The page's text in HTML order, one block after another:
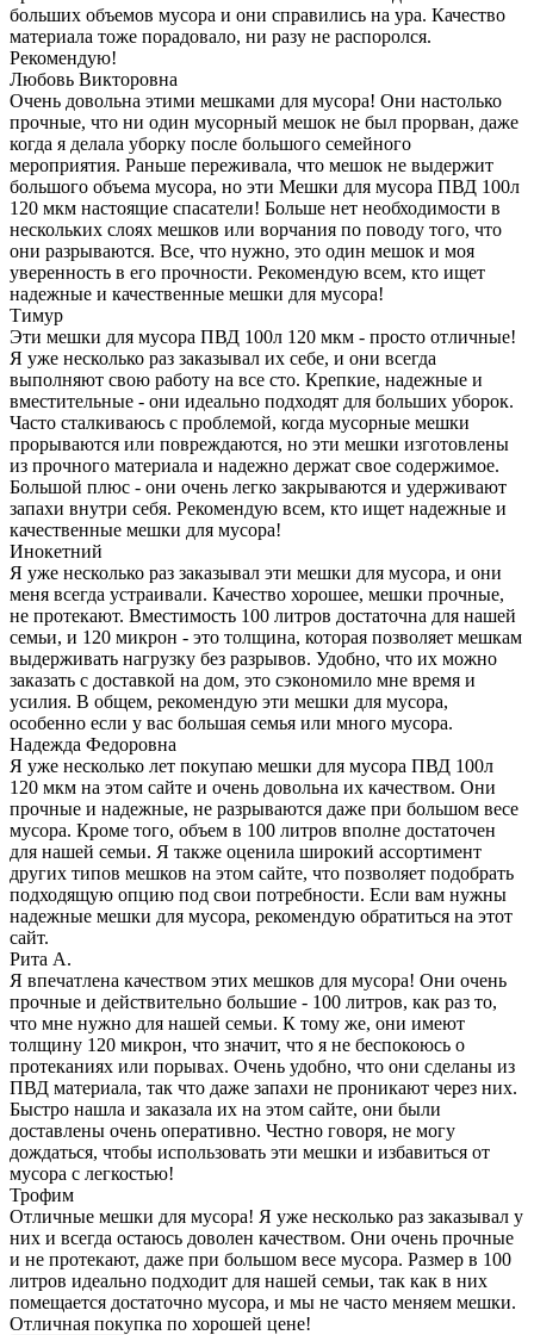
больших объемов мусора и они справились на ура. Качество
материала тоже порадовало, ни разу не распоролся.
Рекомендую!
Любовь Викторовна
Очень довольна этими мешками для мусора! Они настолько
прочные, что ни один мусорный мешок не был прорван, даже
когда я делала уборку после большого семейного
мероприятия. Раньше переживала, что мешок не выдержит
большого объема мусора, но эти Мешки для мусора ПВД 100л
120 мкм настоящие спасатели! Больше нет необходимости в
нескольких слоях мешков или ворчания по поводу того, что
они разрываются. Все, что нужно, это один мешок и моя
уверенность в его прочности. Рекомендую всем, кто ищет
надежные и качественные мешки для мусора!
Тимур
Эти мешки для мусора ПВД 100л 120 мкм - просто отличные!
Я уже несколько раз заказывал их себе, и они всегда
выполняют свою работу на все сто. Крепкие, надежные и
вместительные - они идеально подходят для больших уборок.
Часто сталкиваюсь с проблемой, когда мусорные мешки
прорываются или повреждаются, но эти мешки изготовлены
из прочного материала и надежно держат свое содержимое.
Большой плюс - они очень легко закрываются и удерживают
запахи внутри себя. Рекомендую всем, кто ищет надежные и
качественные мешки для мусора!
Инокетний
Я уже несколько раз заказывал эти мешки для мусора, и они
меня всегда устраивали. Качество хорошее, мешки прочные,
не протекают. Вместимость 100 литров достаточна для нашей
семьи, и 120 микрон - это толщина, которая позволяет мешкам
выдерживать нагрузку без разрывов. Удобно, что их можно
заказать с доставкой на дом, это сэкономило мне время и
усилия. В общем, рекомендую эти мешки для мусора,
особенно если у вас большая семья или много мусора.
Надежда Федоровна
Я уже несколько лет покупаю мешки для мусора ПВД 100л
120 мкм на этом сайте и очень довольна их качеством. Они
прочные и надежные, не разрываются даже при большом весе
мусора. Кроме того, объем в 100 литров вполне достаточен
для нашей семьи. Я также оценила широкий ассортимент
других типов мешков на этом сайте, что позволяет подобрать
подходящую опцию под свои потребности. Если вам нужны
надежные мешки для мусора, рекомендую обратиться на этот
сайт.
Рита А.
Я впечатлена качеством этих мешков для мусора! Они очень
прочные и действительно большие - 100 литров, как раз то,
что мне нужно для нашей семьи. К тому же, они имеют
толщину 120 микрон, что значит, что я не беспокоюсь о
протеканиях или порывах. Очень удобно, что они сделаны из
ПВД материала, так что даже запахи не проникают через них.
Быстро нашла и заказала их на этом сайте, они были
доставлены очень оперативно. Честно говоря, не могу
дождаться, чтобы использовать эти мешки и избавиться от
мусора с легкостью!
Трофим
Отличные мешки для мусора! Я уже несколько раз заказывал у
них и всегда остаюсь доволен качеством. Они очень прочные
и не протекают, даже при большом весе мусора. Размер в 100
литров идеально подходит для нашей семьи, так как в них
помещается достаточно мусора, и мы не часто меняем мешки.
Отличная покупка по хорошей цене!